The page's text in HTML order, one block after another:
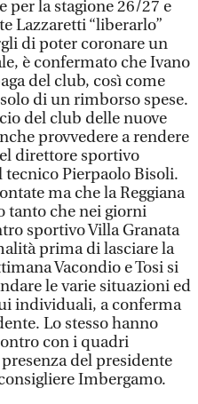
per la stagione 26/27 e
Lazzaretti “liberarlo”
di poter coronare un
è confermato che Ivano
del club, così come
di un rimborso spese.
del club delle nuove
provvedere a rendere
direttore sportivo
Pierpaolo Bisoli.
ma che la Reggiana
tanto che nei giorni
sportivo Villa Granata
prima di lasciare la
Vacondio e Tosi si
le varie situazioni ed
individuali, a conferma
Lo stesso hanno
con i quadri
del presidente
Imbergamo.